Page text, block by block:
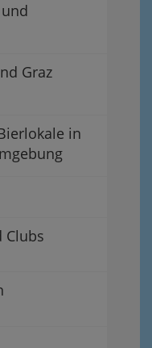
Graz
in
Clubs